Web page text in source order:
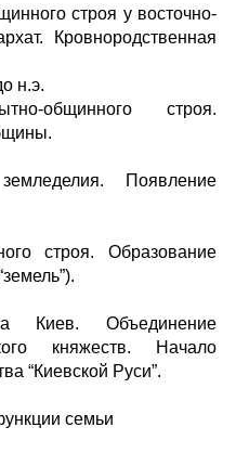
строя у восточно-
Кровнородственная
н.э.
общинного строя.
Появление
строя. Образование
Киев. Объединение
княжеств. Начало
“Киевской Руси”.
семьи